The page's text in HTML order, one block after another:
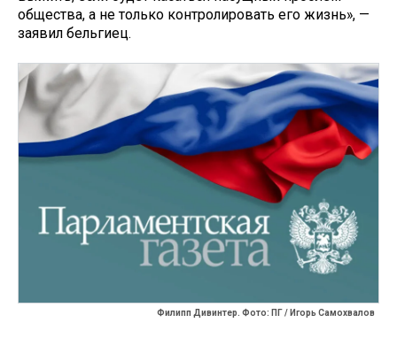
общества, а не только контролировать его жизнь», —
заявил бельгиец.
Филипп Дивинтер. Фото: ПГ / Игорь Самохвалов